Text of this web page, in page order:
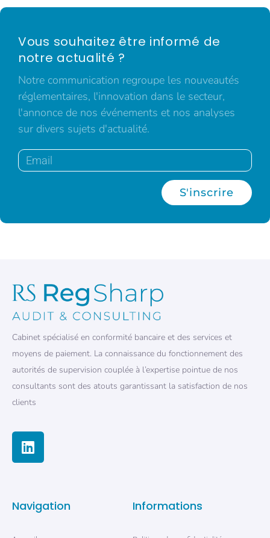
Vous souhaitez être informé de
notre actualité ?
Notre communication regroupe les nouveautés
réglementaires, l'innovation dans le secteur,
l'annonce de nos événements et nos analyses
sur divers sujets d'actualité.
S'inscrire
Cabinet spécialisé en conformité bancaire et des services et
moyens de paiement. La connaissance du fonctionnement des
autorités de supervision couplée à l’expertise pointue de nos
consultants sont des atouts garantissant la satisfaction de nos
clients
Navigation Informations